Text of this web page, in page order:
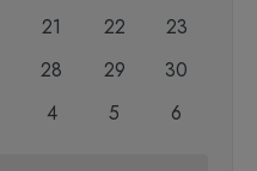
0
21
0
22
0
23
0
28
0
29
0
30
0
4
0
5
0
6